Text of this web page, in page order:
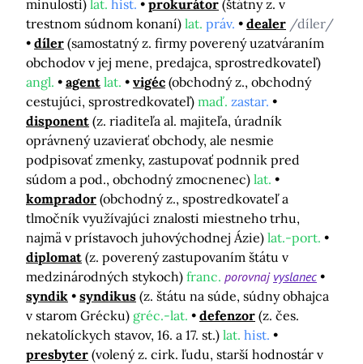
minulosti) lat. hist. prokurátor (štátny z. v
trestnom súdnom konaní) lat. práv. dealer /díler/
díler (samostatný z. firmy poverený uzatváraním
obchodov v jej mene, predajca, sprostredkovateľ)
angl.
agent lat. vigéc (obchodný z., obchodný
cestujúci, sprostredkovateľ) maď. zastar.
disponent (z. riaditeľa al. majiteľa, úradník
oprávnený uzavierať obchody, ale nesmie
podpisovať zmenky, zastupovať podnnik pred
súdom a pod., obchodný zmocnenec) lat.
komprador (obchodný z., spostredkovateľ a
tlmočník využívajúci znalosti miestneho trhu,
najmä v prístavoch juhovýchodnej Ázie) lat.-port.
diplomat (z. poverený zastupovaním štátu v
medzinárodných stykoch) franc. porovnaj vyslanec
syndik
syndikus (z. štátu na súde, súdny obhajca
v starom Grécku) gréc.-lat. defenzor (z. čes.
nekatolíckych stavov, 16. a 17. st.) lat. hist.
presbyter (volený z. cirk. ľudu, starší hodnostár v